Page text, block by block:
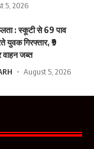
5, 2026
: स्कूटी से 69 पाव
युवक गिरफ्तार, ₹9
जब्त
August 5, 2026